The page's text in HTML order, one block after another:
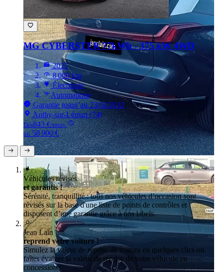
MG CYBERSTER77kWh - 375 kW 4WD
2025
8 000 km
Électrique
Automatique
Garantie jusqu’au 23/02/2032
Anthy-sur-Léman (74)
Dès843 €/mois
ou58 900 €
Véhicules révisés
et garantis !
Sérénité, tranquillité : tous nos véhicules d’occasion sont
révisés sur la base d'une liste de points de contrôles et
disposent d’une garantie grâce à nos labels.
Jean Lain
reprend votre voiture !
Simulez la valeur de reprise de voiture en quelques clics ou
faîtes évaluer la valeur de reprise de votre véhicule en
concession !